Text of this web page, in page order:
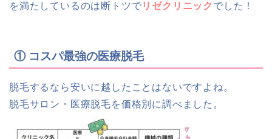
を満たしているのは断トツでリゼクリニック でした！
① コスパ最強の医療脱毛
脱毛するなら安いに越したことはないですよね。
脱毛サロン・医療脱毛を価格別に調べました。